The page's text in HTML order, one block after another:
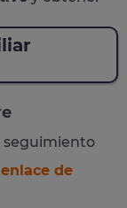
seguimiento
de